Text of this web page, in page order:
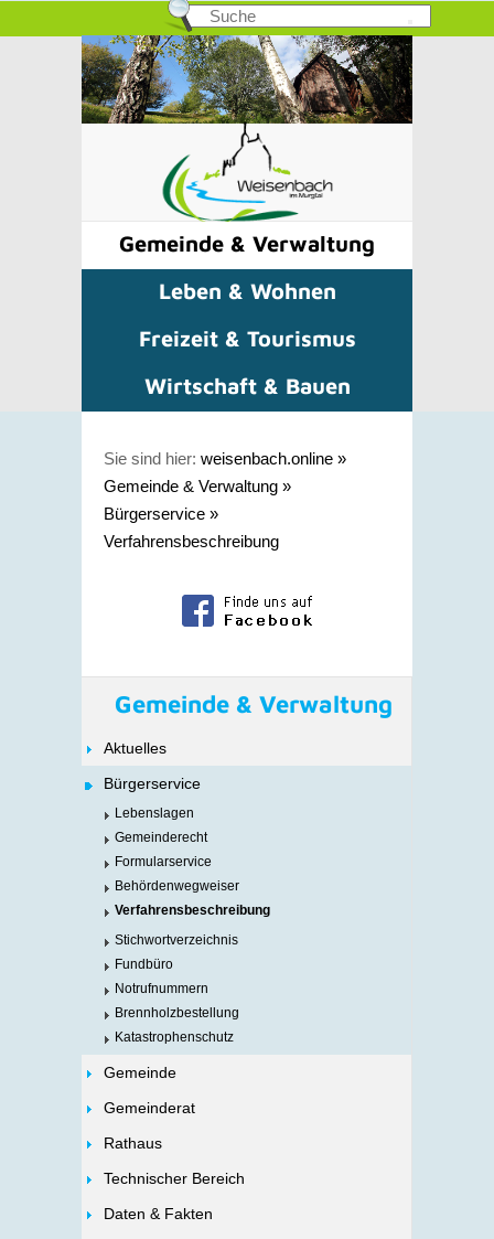
Gemeinde & Verwaltung
Leben & Wohnen
Freizeit & Tourismus
Wirtschaft & Bauen
Sie sind hier: weisenbach.online »
Gemeinde & Verwaltung »
Bürgerservice »
Verfahrensbeschreibung
Gemeinde & Verwaltung
Aktuelles
Bürgerservice
Lebenslagen
Gemeinderecht
Formularservice
Behördenwegweiser
Verfahrensbeschreibung
Stichwortverzeichnis
Fundbüro
Notrufnummern
Brennholzbestellung
Katastrophenschutz
Gemeinde
Gemeinderat
Rathaus
Technischer Bereich
Daten & Fakten